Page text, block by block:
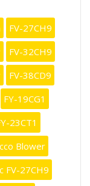
FV-27CH9
FV-32CH9
FV-38CD9
FY-19CG1
23CT1
Blower
FV-27CH9